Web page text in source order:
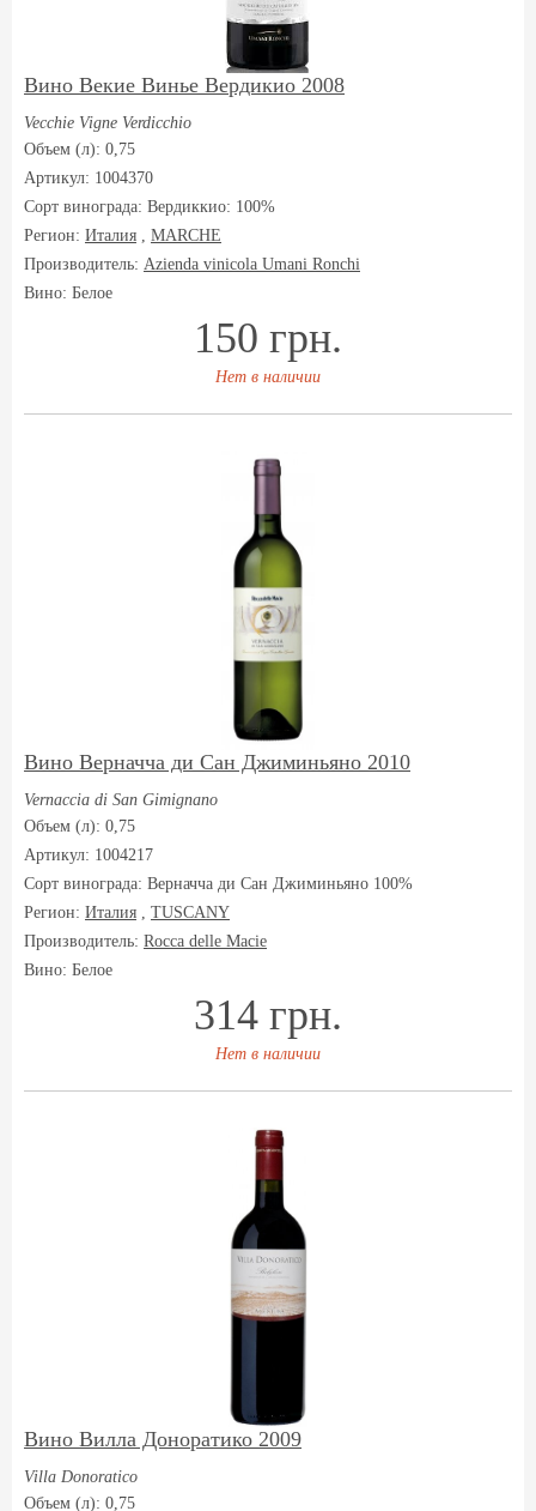
Вино Векие Винье Вердикио 2008
Vecchie Vigne Verdicchio
Объем (л): 0,75
Артикул: 1004370
Сорт винограда: Вердиккио: 100%
Регион: Италия , MARCHE
Производитель: Azienda vinicola Umani Ronchi
Вино: Белое
150 грн.
Нет в наличии
Вино Верначча ди Сан Джиминьяно 2010
Vernaccia di San Gimignano
Объем (л): 0,75
Артикул: 1004217
Сорт винограда: Верначча ди Сан Джиминьяно 100%
Регион: Италия , TUSCANY
Производитель: Rocca delle Macie
Вино: Белое
314 грн.
Нет в наличии
Вино Вилла Доноратико 2009
Villa Donoratico
Объем (л): 0,75